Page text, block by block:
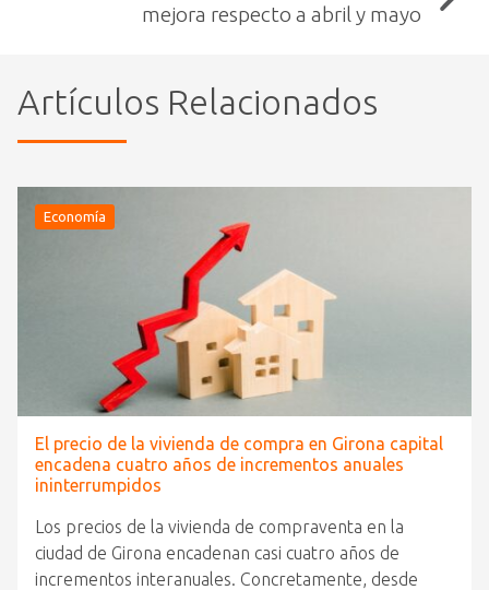
mejora respecto a abril y mayo
Artículos Relacionados
Economía
El precio de la vivienda de compra en Girona capital
encadena cuatro años de incrementos anuales
ininterrumpidos
Los precios de la vivienda de compraventa en la
ciudad de Girona encadenan casi cuatro años de
incrementos interanuales. Concretamente, desde